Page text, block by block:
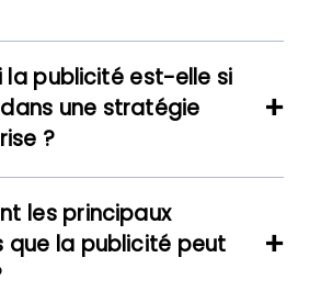
la publicité est-elle si
une stratégie
?
les principaux
que la publicité peut